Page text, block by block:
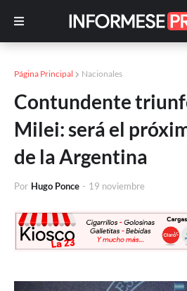
Página Principal Nacionales
Contundente
Milei: será el
de la Argentina
Por Hugo Ponce - 19 noviembre